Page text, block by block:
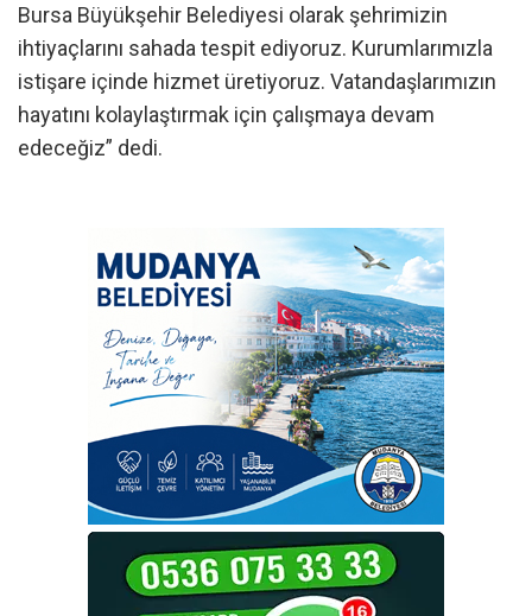
Bursa Büyükşehir Belediyesi olarak şehrimizin
ihtiyaçlarını sahada tespit ediyoruz. Kurumlarımızla
istişare içinde hizmet üretiyoruz. Vatandaşlarımızın
hayatını kolaylaştırmak için çalışmaya devam
edeceğiz” dedi.